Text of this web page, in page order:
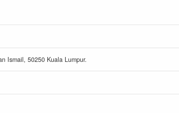
Ismail, 50250 Kuala Lumpur.